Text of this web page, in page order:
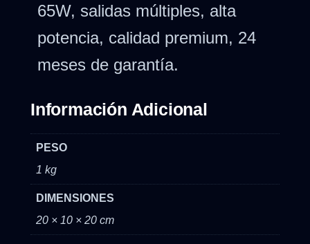
65W, salidas múltiples, alta
potencia, calidad premium, 24
meses de garantía.
Información Adicional
PESO
1 kg
DIMENSIONES
20 × 10 × 20 cm